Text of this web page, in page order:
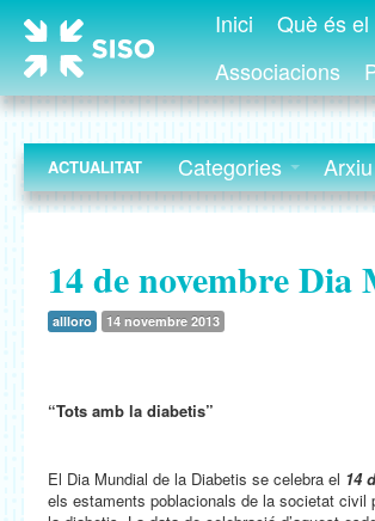
Inici Què és
Associacions
ACTUALITAT Categories
14 de novembre
allloro 14 novembre 2013
“Tots amb la diabetis”
El Dia Mundial de la Diabetis se celebra el 14
els estaments poblacionals de la societat